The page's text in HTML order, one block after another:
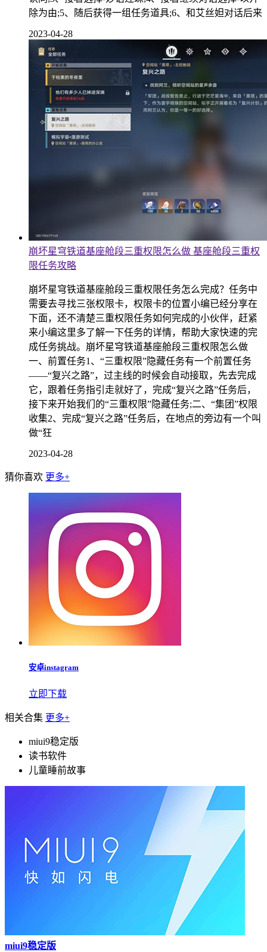
除为由;5、随后获得一组任务道具;6、和艾丝妲对话后来
2023-04-28
崩坏星穹铁道基座舱段三重权限怎么做 基座舱段三重权
限任务攻略
崩坏星穹铁道基座舱段三重权限任务怎么完成？任务中
需要去寻找三张权限卡，权限卡的位置小编已经分享在
下面，还不清楚三重权限任务如何完成的小伙伴，赶紧
来小编这里多了解一下任务的详情，帮助大家快速的完
成任务挑战。崩坏星穹铁道基座舱段三重权限怎么做
一、前置任务1、“三重权限”隐藏任务有一个前置任务
——“复兴之路”，过主线的时候会自动接取，先去完成
它，跟着任务指引走就好了，完成“复兴之路”任务后，
接下来开始我们的“三重权限”隐藏任务;二、“集团”权限
收集2、完成“复兴之路”任务后，在地点的旁边有一个叫
做“狂
2023-04-28
猜你喜欢 更多+
安卓instagram
立即下载
相关合集 更多+
miui9稳定版
读书软件
儿童睡前故事
miui9稳定版